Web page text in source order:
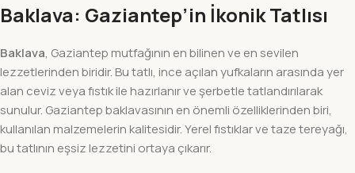
Baklava: Gaziantep’in İkonik Tatlısı
Baklava, Gaziantep mutfağının en bilinen ve en sevilen
lezzetlerinden biridir. Bu tatlı, ince açılan yufkaların arasında yer
alan ceviz veya fıstık ile hazırlanır ve şerbetle tatlandırılarak
sunulur. Gaziantep baklavasının en önemli özelliklerinden biri,
kullanılan malzemelerin kalitesidir. Yerel fıstıklar ve taze tereyağı,
bu tatlının eşsiz lezzetini ortaya çıkarır.